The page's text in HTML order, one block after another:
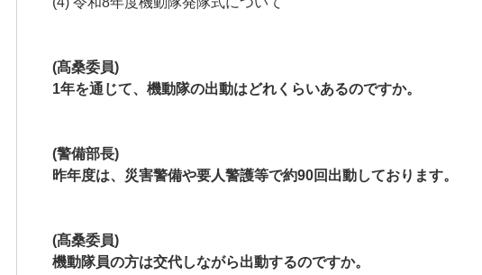
(髙桑委員)
1年を通じて、機動隊の出動はどれくらいあるのですか。
(警備部長)
昨年度は、災害警備や要人警護等で約90回出動しております。
(髙桑委員)
機動隊員の方は交代しながら出動するのですか。